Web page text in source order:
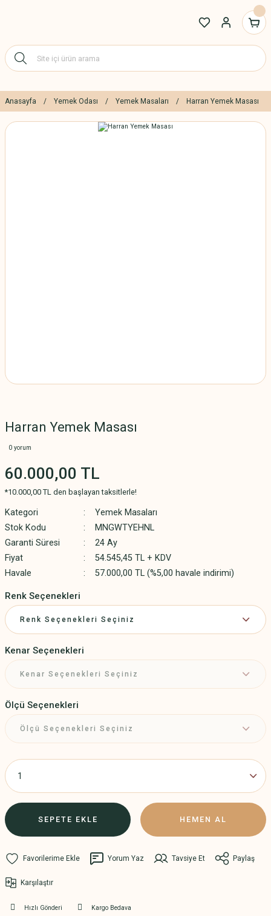
Anasayfa Yemek Odası Yemek Masaları Harran Yemek Masası
Harran Yemek Masası
0 yorum
60.000,00 TL
*10.000,00 TL den başlayan taksitlerle!
Kategori
Yemek Masaları
Stok Kodu
MNGWTYEHNL
Garanti Süresi
24 Ay
Fiyat
54.545,45 TL + KDV
Havale
57.000,00 TL (%5,00 havale indirimi)
Renk Seçenekleri
Kenar Seçenekleri
Ölçü Seçenekleri
SEPETE EKLE HEMEN AL
Yorum Yaz Tavsiye Et Paylaş
Karşılaştır
Hızlı Gönderi Kargo Bedava